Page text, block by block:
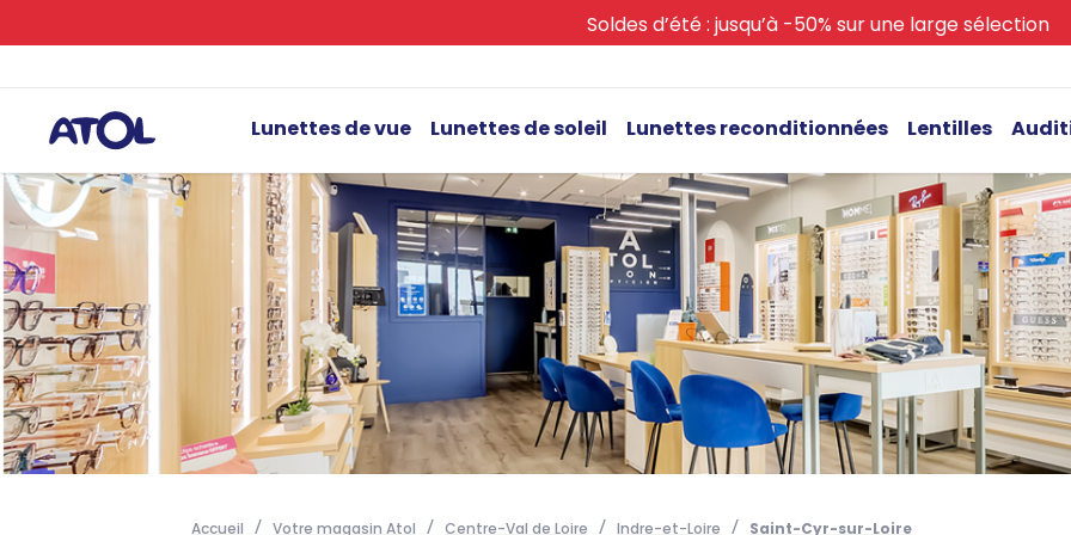
Soldes d’été : jusqu’à -50% sur une large sélection
Lunettes de vue Lunettes de soleil Lunettes reconditionnées Lentilles
Accueil Votre magasin Atol Centre-Val de Loire Indre-et-Loire Saint-Cyr-sur-Loire